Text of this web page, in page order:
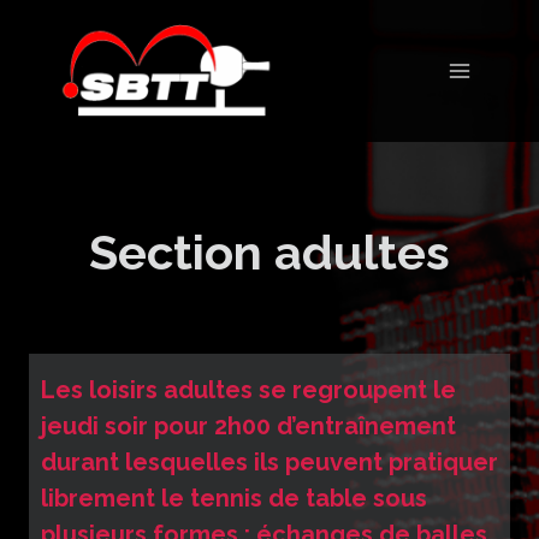
contenu
Section adultes
Les loisirs adultes se regroupent le
jeudi soir pour 2h00 d’entraînement
durant lesquelles ils peuvent pratiquer
librement le tennis de table sous